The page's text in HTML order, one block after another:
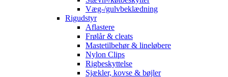
Væg-/gulvbeklædning
Rigudstyr
Aflastere
Frølår & cleats
Mastetilbehør & lineløbere
Nylon Clips
Rigbeskyttelse
Sjækler, kovse & bøjler